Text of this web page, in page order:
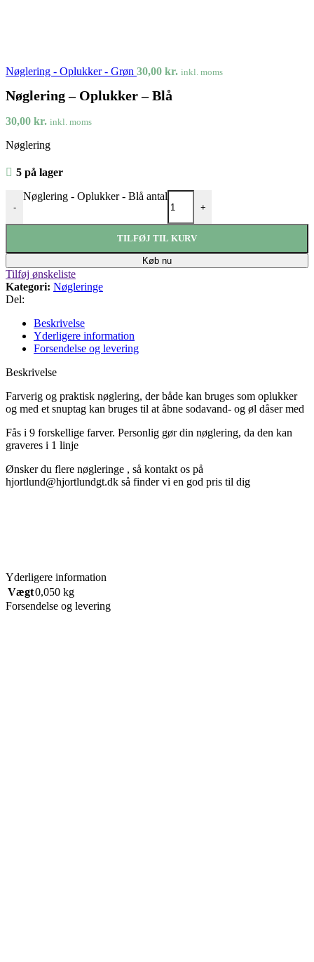
Nøglering - Oplukker - Grøn 30,00 kr. inkl. moms
Nøglering – Oplukker – Blå
30,00 kr. inkl. moms
Nøglering
5 på lager
-
Nøglering - Oplukker - Blå antal
+
TILFØJ TIL KURV
Køb nu
Tilføj ønskeliste
Kategori: Nøgleringe
Del:
Beskrivelse
Yderligere information
Forsendelse og levering
Beskrivelse
Farverig og praktisk nøglering, der både kan bruges som oplukker
og med et snuptag kan bruges til at åbne sodavand- og øl dåser med
Fås i 9 forskellige farver. Personlig gør din nøglering, da den kan
graveres i 1 linje
Ønsker du flere nøgleringe , så kontakt os på
hjortlund@hjortlundgt.dk så finder vi en god pris til dig
Yderligere information
Vægt0,050 kg
Forsendelse og levering